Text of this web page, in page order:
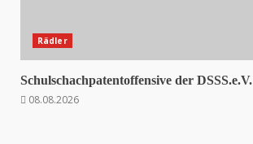
Rädler
Schulschachpatentoffensive der DSSS.e.V.
08.08.2026